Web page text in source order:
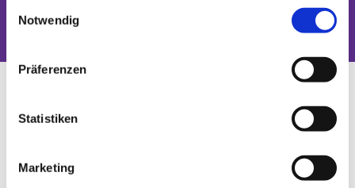
Notwendig
Präferenzen
Statistiken
Marketing
Dies könnte Sie auch interessieren